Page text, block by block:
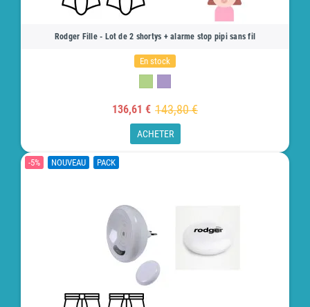
Rodger Fille - Lot de 2 shortys + alarme stop pipi sans fil
En stock
136,61 € 143,80 €
ACHETER
-5% NOUVEAU PACK